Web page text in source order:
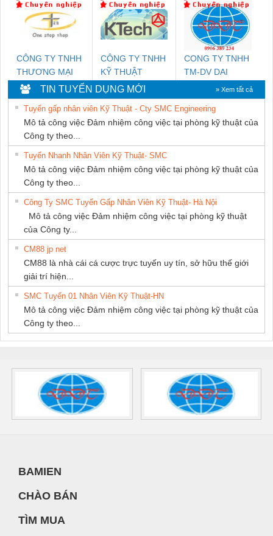
THƯỢNG ĐÌNH
THUẬT ĐIỆN CƠ
GIA HƯNG
PHÁT
SUPPLY
CÔNG TY TNHH
THƯƠNG MẠI
THIÊN ÂN VIỆT
NAM
CÔNG TY TNHH
KỸ THUẬT
KTECH VIỆT
NAM
CONG TY TNHH
TM-DV DAI
DONG THANH
TIN TUYỂN DỤNG MỚI » Xem tất cả
Tuyển gấp nhân viên Kỹ Thuật - Cty SMC Engineering
Mô tả công việc Đảm nhiệm công việc tại phòng kỹ thuật của
Công ty theo...
Tuyển Nhanh Nhân Viên Kỹ Thuật- SMC
Mô tả công việc Đảm nhiệm công việc tại phòng kỹ thuật của
Công ty theo...
Công Ty SMC Tuyển Gấp Nhân Viên Kỹ Thuật- Hà Nội
Mô tả công việc Đảm nhiệm công việc tại phòng kỹ thuật
của Công ty...
CM88 jp net
CM88 là nhà cái cá cược trực tuyến uy tín, sở hữu thế giới
giải trí hiện...
SMC Tuyển 01 Nhân Viên Kỹ Thuật-HN
Mô tả công việc Đảm nhiệm công việc tại phòng kỹ thuật của
Công ty theo...
BAMIEN
CHÀO BÁN
TÌM MUA